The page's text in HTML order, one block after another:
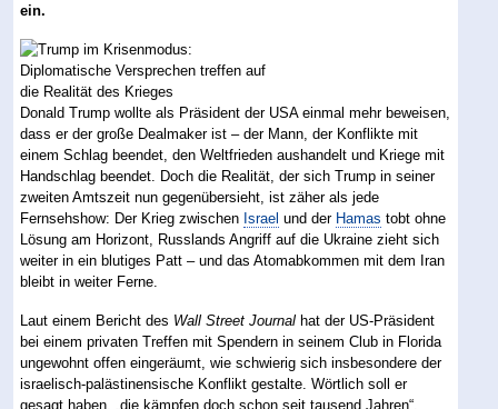
ein.
Donald Trump wollte als Präsident der USA einmal mehr beweisen,
dass er der große Dealmaker ist – der Mann, der Konflikte mit
einem Schlag beendet, den Weltfrieden aushandelt und Kriege mit
Handschlag beendet. Doch die Realität, der sich Trump in seiner
zweiten Amtszeit nun gegenübersieht, ist zäher als jede
Fernsehshow: Der Krieg zwischen Israel und der Hamas tobt ohne
Lösung am Horizont, Russlands Angriff auf die Ukraine zieht sich
weiter in ein blutiges Patt – und das Atomabkommen mit dem Iran
bleibt in weiter Ferne.
Laut einem Bericht des Wall Street Journal hat der US-Präsident
bei einem privaten Treffen mit Spendern in seinem Club in Florida
ungewohnt offen eingeräumt, wie schwierig sich insbesondere der
israelisch-palästinensische Konflikt gestalte. Wörtlich soll er
gesagt haben, „die kämpfen doch schon seit tausend Jahren“.